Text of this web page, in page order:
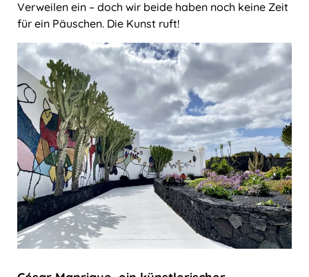
Verweilen ein – doch wir beide haben noch keine Zeit
für ein Päuschen. Die Kunst ruft!